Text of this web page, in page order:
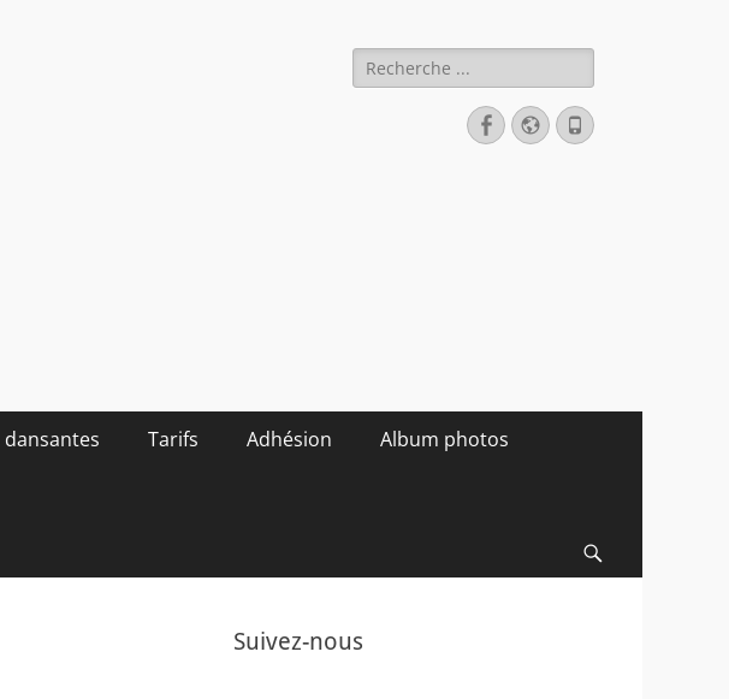
Rechercher :
Facebook
Site
web
Tél
Tarifs Adhésion Album photos
Suivez-nous